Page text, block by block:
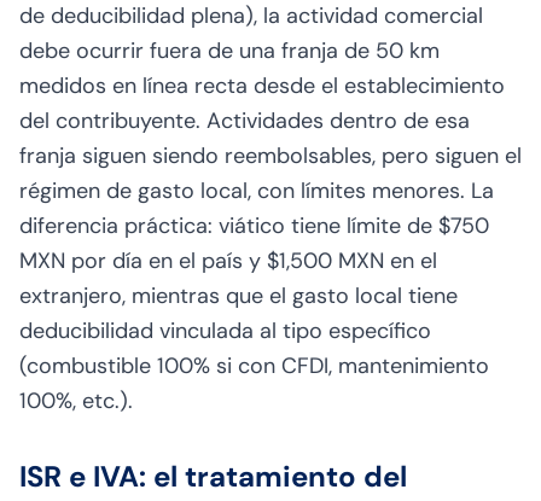
de deducibilidad plena), la actividad comercial
debe ocurrir fuera de una franja de 50 km
medidos en línea recta desde el establecimiento
del contribuyente. Actividades dentro de esa
franja siguen siendo reembolsables, pero siguen el
régimen de gasto local, con límites menores. La
diferencia práctica: viático tiene límite de $750
MXN por día en el país y $1,500 MXN en el
extranjero, mientras que el gasto local tiene
deducibilidad vinculada al tipo específico
(combustible 100% si con CFDI, mantenimiento
100%, etc.).
ISR e IVA: el tratamiento del